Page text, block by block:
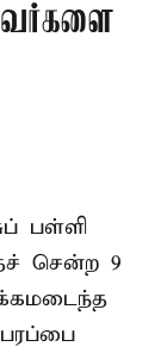
பள்ளி
சென்ற 9